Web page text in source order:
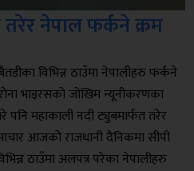
नेपाल फर्कने क्रम
विभिन्न ठाउँमा नेपालीहरु फर्कने
भाइरसको जोखिम न्यूनीकरणका
पनि महाकाली नदी ट्युबमार्फत तरेर
आजको राजधानी दैनिकमा सीपी
ठाउँमा अलपत्र परेका नेपालीहरु